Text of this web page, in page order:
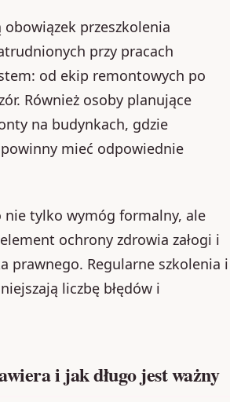
obowiązek przeszkolenia
przy pracach
od ekip remontowych po
Również osoby planujące
na budynkach, gdzie
mieć odpowiednie
nie tylko wymóg formalny, ale
ochrony zdrowia załogi i
prawnego. Regularne szkolenia i
liczbę błędów i
i jak długo jest ważny